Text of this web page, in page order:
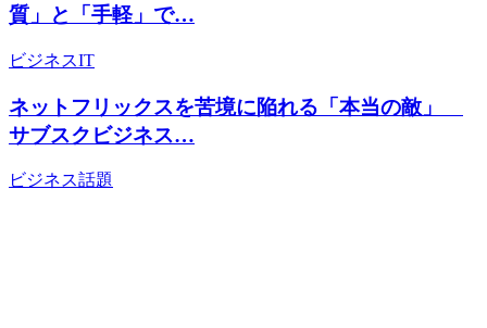
質」と「手軽」で…
ビジネスIT
ネットフリックスを苦境に陥れる「本当の敵」
サブスクビジネス…
ビジネス話題